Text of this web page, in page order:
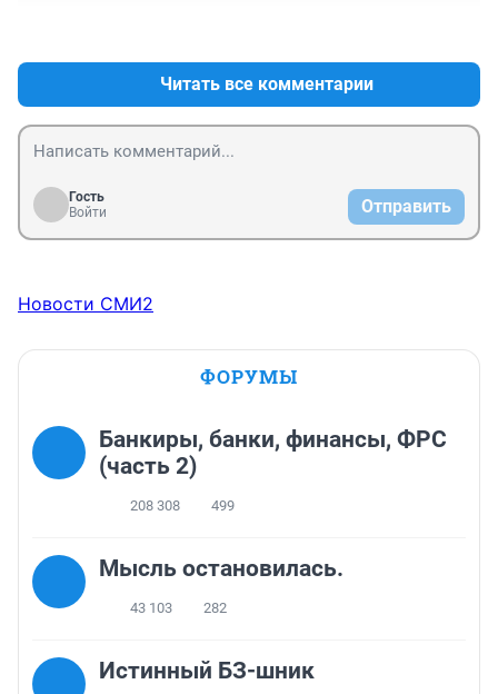
Читать все комментарии
Гость
Войти
Отправить
Новости СМИ2
ФОРУМЫ
Банкиры, банки, финансы, ФРС
(часть 2)
208 308 499
Мысль остановилась.
43 103 282
Истинный БЗ-шник